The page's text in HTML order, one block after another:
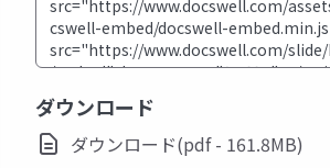
ダウンロード
ダウンロード(pdf - 161.8MB)